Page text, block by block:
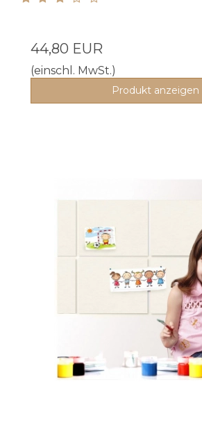
44,80 EUR
(einschl. MwSt.)
Produkt anzeigen